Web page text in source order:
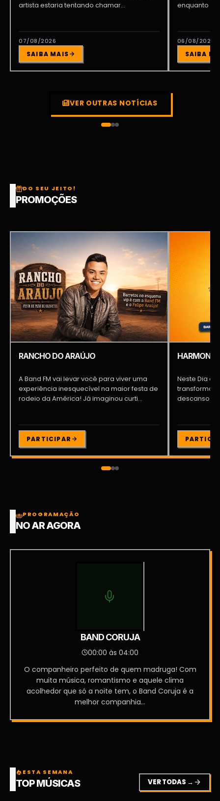
artista estaria tentando chamar...
07/08/2026
SAIBA MAIS
enquanto a
06/08/2026
SAIBA
VER OUTRAS NOTÍCIAS
DO SEU JEITO!
PROMOÇÕES
RANCHO DO ARAÚJO
A Band FM vai levar você para viver uma
experiência inesquecível na maior festa de
rodeio da América! Já imaginou curti...
PARTICIPAR
Neste Dia
transformar
descanso
PROGRAMAÇÃO
NO AR AGORA
BAND CORUJA
00:00 às 04:00
O companheiro perfeito de quem madruga! Com
muita música, romantismo e aquele clima
acolhedor que só a noite tem, o Band Coruja é a
melhor companhia...
local_fire_department ESTA SEMANA
TOP MÚSICAS VER TODAS → arrow_forward